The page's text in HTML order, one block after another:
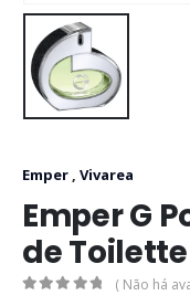
Emper , Vivarea
Emper G
de Toilette
( Não há